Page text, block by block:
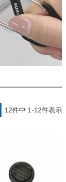
12件中 1-12件表示